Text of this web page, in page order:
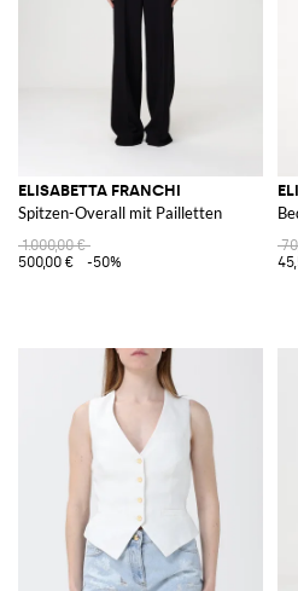
ELISABETTA FRANCHI
Spitzen-Overall mit Pailletten
1.000,00 €
500,00 €
-50%